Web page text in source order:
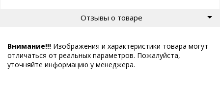
Отзывы о товаре
Внимание!!! Изображения и характеристики товара могут
отличаться от реальных параметров. Пожалуйста,
уточняйте информацию у менеджера.